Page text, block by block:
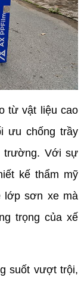
từ vật liệu cao
ưu chống trầy
trường. Với sự
kế thẩm mỹ
lớp sơn xe mà
trọng của xế
suốt vượt trội,